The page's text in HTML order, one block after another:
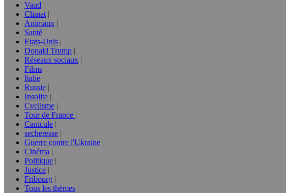
Vaud
Climat
Animaux
Santé
Etats-Unis
Donald Trump
Réseaux sociaux
Films
Italie
Russie
Insolite
Cyclisme
Tour de France
Canicule
secheresse
Guerre contre l'Ukraine
Cinéma
Politique
Justice
Fribourg
Tous les thèmes